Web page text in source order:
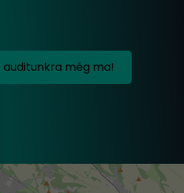
még ma!